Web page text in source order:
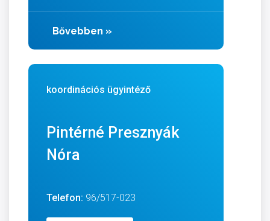
Bővebben »
koordinációs ügyintéző
Pintérné Presznyák
Nóra
Telefon: 96/517-023